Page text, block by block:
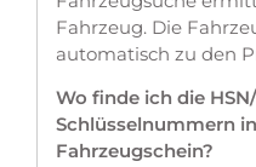
Fahrzeug. Die
automatisch zu den
Wo finde ich die
Schlüsselnummern
Fahrzeugschein?